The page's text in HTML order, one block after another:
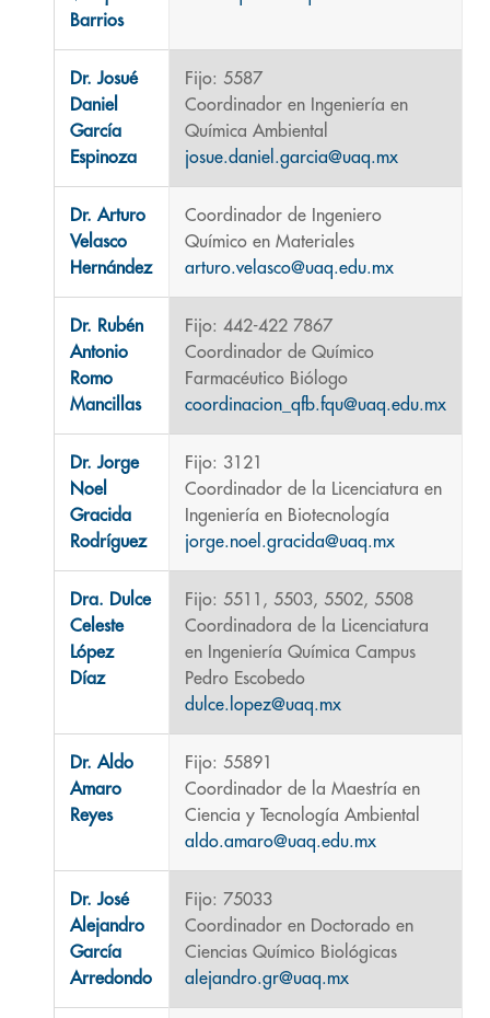
Barrios
Dr. Josué
Daniel
García
Espinoza
Fijo: 5587
Coordinador en Ingeniería en
Química Ambiental
josue.daniel.garcia@uaq.mx
Dr. Arturo
Velasco
Hernández
Coordinador de Ingeniero
Químico en Materiales
arturo.velasco@uaq.edu.mx
Dr. Rubén
Antonio
Romo
Mancillas
Fijo: 442-422 7867
Coordinador de Químico
Farmacéutico Biólogo
coordinacion_qfb.fqu@uaq.edu.mx
Dr. Jorge
Noel
Gracida
Rodríguez
Fijo: 3121
Coordinador de la Licenciatura en
Ingeniería en Biotecnología
jorge.noel.gracida@uaq.mx
Dra. Dulce
Celeste
López
Díaz
Fijo: 5511, 5503, 5502, 5508
Coordinadora de la Licenciatura
en Ingeniería Química Campus
Pedro Escobedo
dulce.lopez@uaq.mx
Dr. Aldo
Amaro
Reyes
Fijo: 55891
Coordinador de la Maestría en
Ciencia y Tecnología Ambiental
aldo.amaro@uaq.edu.mx
Dr. José
Alejandro
García
Arredondo
Fijo: 75033
Coordinador en Doctorado en
Ciencias Químico Biológicas
alejandro.gr@uaq.mx